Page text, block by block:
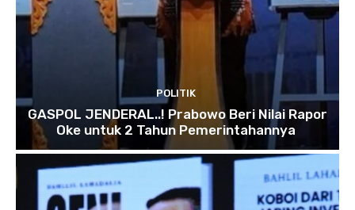
POLITIK
GASPOL JENDERAL..! Prabowo Beri Nilai Rapor
Oke untuk 2 Tahun Pemerintahannya